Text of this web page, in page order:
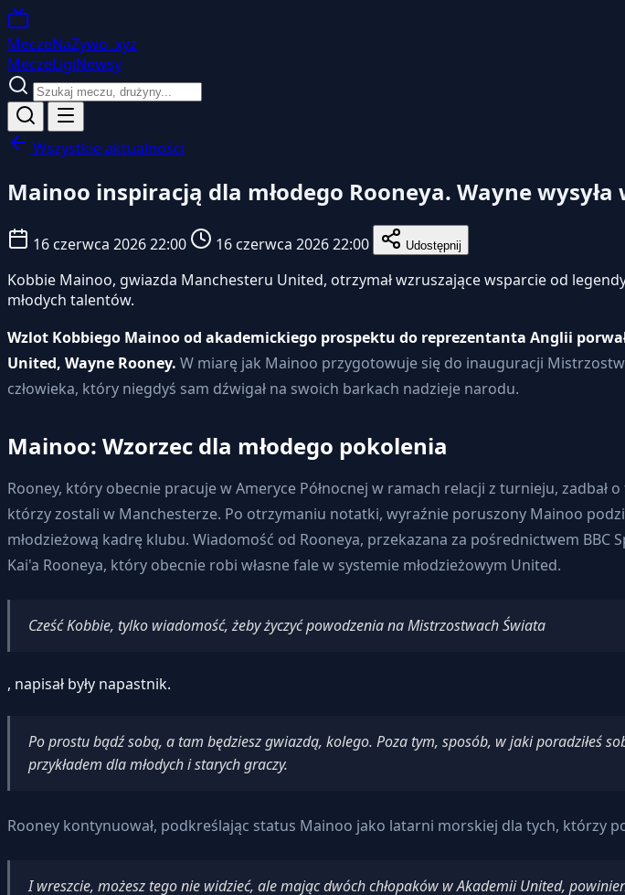
MeczeNaZywo .xyz
MeczeLigiNewsy
Wszystkie aktualności
Mainoo inspiracją dla młodego Rooneya. Wayne wysyła
16 czerwca 2026 22:00 16 czerwca 2026 22:00 Udostępnij
Kobbie Mainoo, gwiazda Manchesteru United, otrzymał wzruszające wsparcie od
młodych talentów.
Wzlot Kobbiego Mainoo od akademickiego prospektu do reprezentanta Anglii
United, Wayne Rooney. W miarę jak Mainoo przygotowuje się do inauguracji
człowieka, który niegdyś sam dźwigał na swoich barkach nadzieje narodu.
Mainoo: Wzorzec dla młodego pokolenia
Rooney, który obecnie pracuje w Ameryce Północnej w ramach relacji z turnieju, zadbał
którzy zostali w Manchesterze. Po otrzymaniu notatki, wyraźnie poruszony Mainoo
młodzieżową kadrę klubu. Wiadomość od Rooneya, przekazana za pośrednictwem BBC
Kai'a Rooneya, który obecnie robi własne fale w systemie młodzieżowym United.
Cześć Kobbie, tylko wiadomość, żeby życzyć powodzenia na Mistrzostwach Świata
, napisał były napastnik.
Po prostu bądź sobą, a tam będziesz gwiazdą, kolego. Poza tym, sposób, w jaki poradziłeś
przykładem dla młodych i starych graczy.
Rooney kontynuował, podkreślając status Mainoo jako latarni morskiej dla tych, którzy
I wreszcie, możesz tego nie widzieć, ale mając dwóch chłopaków w Akademii United,